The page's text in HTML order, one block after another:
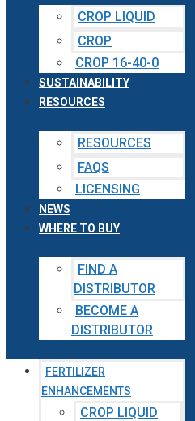
CROP LIQUID
CROP
CROP 16-40-0
SUSTAINABILITY
RESOURCES
RESOURCES
FAQS
LICENSING
NEWS
WHERE TO BUY
FIND A
DISTRIBUTOR
BECOME A
DISTRIBUTOR
FERTILIZER
ENHANCEMENTS
CROP LIQUID